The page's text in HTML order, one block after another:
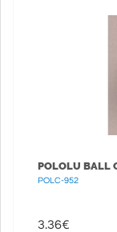
POLOLU BALL
POLC-952
3.36€